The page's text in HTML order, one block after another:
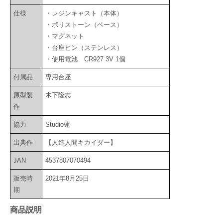
仕様
・レジンキャスト（本体）
・ポリストーン（ベース）
・マグネット
・台座ピン（ステンレス）
・使用電池 CR927 3V 1個
付属品 専用台座
原型製
作
木下隆志
協力 Studio蓮
出典作 【人造人間キカイダー】
JAN 4537807070494
販売時
期
2021年8月25日
商品説明